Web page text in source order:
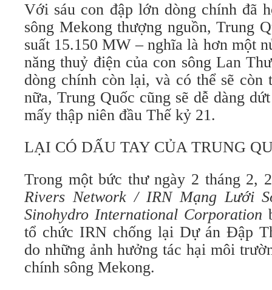
Với sáu con đập lớn dòng chính đã
sông Mekong thượng nguồn, Trung
suất 15.150 MW – nghĩa là hơn một
năng thuỷ điện của con sông Lan
dòng chính còn lại, và có thể sẽ còn
nữa, Trung Quốc cũng sẽ dễ dàng
mấy thập niên đầu Thế kỷ 21.
LẠI CÓ DẤU TAY CỦA TRUNG
Trong một bức thư ngày 2 tháng 2,
Rivers Network / IRN Mạng Lưới
Sinohydro International Corporation
tổ chức IRN chống lại Dự án Đập
do những ảnh hưởng tác hại môi
chính sông Mekong.